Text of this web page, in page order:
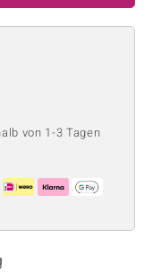
von 1-3 Tagen